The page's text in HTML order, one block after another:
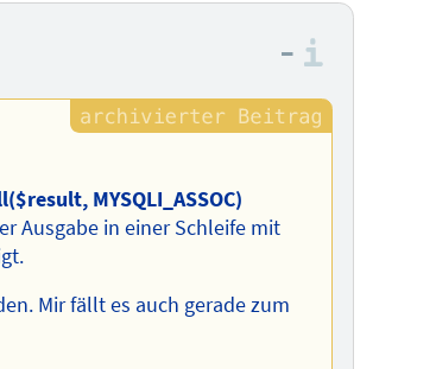
–
MYSQLI_ASSOC)
Ausgabe in einer Schleife mit
Mir fällt es auch gerade zum